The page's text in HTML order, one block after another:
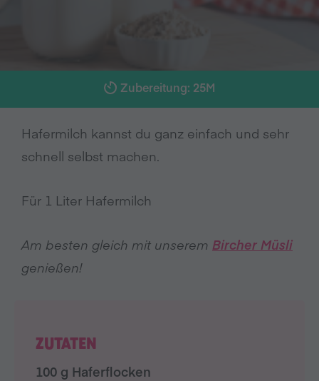
Zubereitung: 25M
Hafermilch kannst du ganz einfach und sehr
schnell selbst machen.
Für 1 Liter Hafermilch
Am besten gleich mit unserem Bircher Müsli
genießen!
ZUTATEN
100 g Haferflocken